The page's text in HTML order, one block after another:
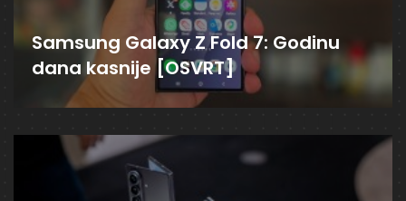
Samsung Galaxy Z Fold 7: Godinu
dana kasnije [OSVRT]